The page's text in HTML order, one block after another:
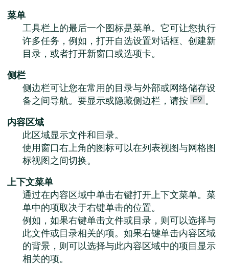
菜单
工具栏上的最后一个图标是菜单。它可让您执行
许多任务，例如，打开自选设置对话框、创建新
目录，或者打开新窗口或选项卡。
侧栏
侧边栏可让您在常用的目录与外部或网络储存设
备之间导航。要显示或隐藏侧边栏，请按 F9 。
内容区域
此区域显示文件和目录。
使用窗口右上角的图标可以在列表视图与网格图
标视图之间切换。
上下文菜单
通过在内容区域中单击右键打开上下文菜单。菜
单中的项取决于右键单击的位置。
例如，如果右键单击文件或目录，则可以选择与
此文件或目录相关的项。如果右键单击内容区域
的背景，则可以选择与此内容区域中的项目显示
相关的项。